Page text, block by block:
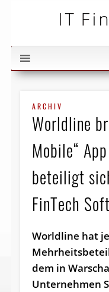
ARCHIV
Worldline
Mobile“
beteiligt
FinTech
Worldline hat
dem in
Unternehmen